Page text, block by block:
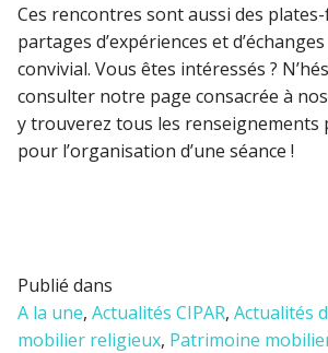
Ces rencontres sont aussi des
partages d’expériences et
convivial. Vous êtes intéressés ?
consulter notre page consacrée à nos
y trouverez tous les renseignements
pour l’organisation d’une séance !
Publié dans
A la une, Actualités CIPAR, Actualités
mobilier religieux, Patrimoine